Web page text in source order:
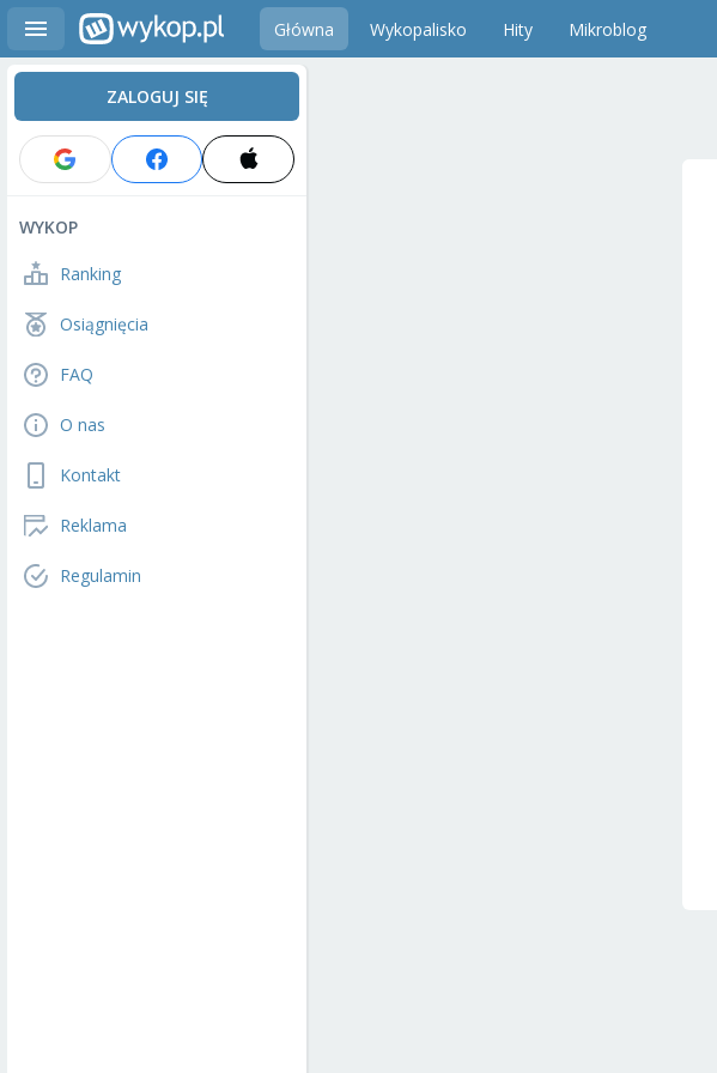
Główna Wykopalisko Hity Mikroblog
ZALOGUJ SIĘ
WYKOP
Ranking
Osiągnięcia
FAQ
O nas
Kontakt
Reklama
Regulamin